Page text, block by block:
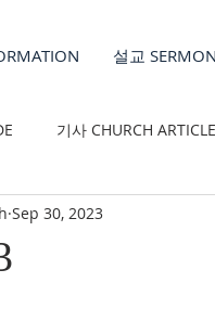
설교
기사 CHURCH
MINISTRY
Sep 30, 2023